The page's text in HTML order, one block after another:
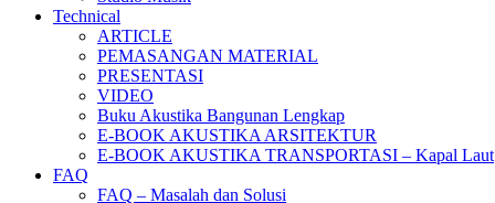
Technical
ARTICLE
PEMASANGAN MATERIAL
PRESENTASI
VIDEO
Buku Akustika Bangunan Lengkap
E-BOOK AKUSTIKA ARSITEKTUR
E-BOOK AKUSTIKA TRANSPORTASI – Kapal Laut
FAQ
FAQ – Masalah dan Solusi